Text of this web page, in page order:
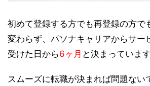
初めて登録する方でも再登録の方で
変わらず、パソナキャリアからサー
受けた日から6ヶ月 と決まっています
スムーズに転職が決まれば問題ない